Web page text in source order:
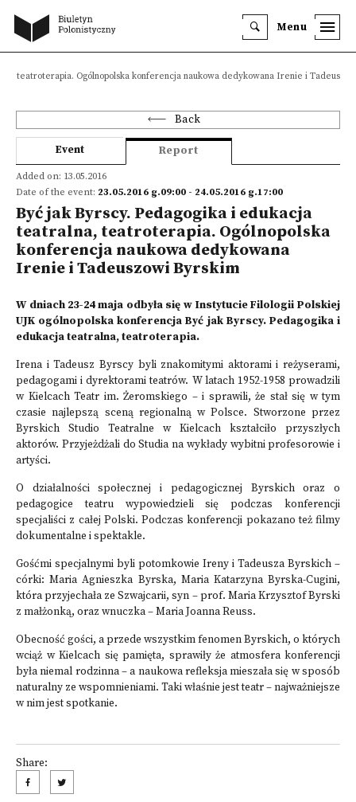
Menu
teatroterapia. Ogólnopolska konferencja naukowa dedykowana Irenie i
Back
Event Report
Added on: 13.05.2016
Date of the event: 23.05.2016 g.09:00 - 24.05.2016 g.17:00
Być jak Byrscy. Pedagogika i edukacja
teatralna, teatroterapia. Ogólnopolska
konferencja naukowa dedykowana
Irenie i Tadeuszowi Byrskim
W dniach 23-24 maja odbyła się w Instytucie Filologii Polskiej
UJK ogólnopolska konferencja Być jak Byrscy. Pedagogika i
edukacja teatralna, teatroterapia.
Irena i Tadeusz Byrscy byli znakomitymi aktorami i reżyserami,
pedagogami i dyrektorami teatrów. W latach 1952-1958 prowadzili
w Kielcach Teatr im. Żeromskiego – i sprawili, że stał się w tym
czasie najlepszą sceną regionalną w Polsce. Stworzone przez
Byrskich Studio Teatralne w Kielcach kształciło przyszłych
aktorów. Przyjeżdżali do Studia na wykłady wybitni profesorowie i
artyści.
O działalności społecznej i pedagogicznej Byrskich oraz o
pedagogice teatru wypowiedzieli się podczas konferencji
specjaliści z całej Polski. Podczas konferencji pokazano też filmy
dokumentalne i spektakle.
Gośćmi specjalnymi byli potomkowie Ireny i Tadeusza Byrskich –
córki: Maria Agnieszka Byrska, Maria Katarzyna Byrska-Cugini,
która przyjechała ze Szwajcarii, syn – prof. Maria Krzysztof Byrski
z małżonką, oraz wnuczka – Maria Joanna Reuss.
Obecność gości, a przede wszystkim fenomen Byrskich, o których
wciąż w Kielcach się pamięta, sprawiły że atmosfera konferencji
była niemal rodzinna – a naukowa refleksja mieszała się w sposób
naturalny ze wspomnieniami. Taki właśnie jest teatr – najważniejsze
w nim jest spotkanie.
Share: